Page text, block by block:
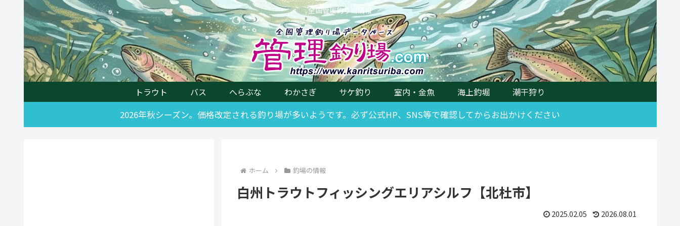
全国管理釣り場情報
トラウト バス へらぶな わかさぎ サケ釣り 室内・金魚 海上釣堀
潮干狩り
2026年秋シーズン。価格改定される釣り場が多いようです。必ず公式HP、SNS等で確認してからお出かけください
ホーム 釣場の情報
白州トラウトフィッシングエリアシルフ【北杜市】
2025.02.05 2026.08.01